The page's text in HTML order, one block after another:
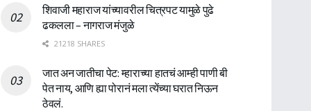
शिवाजी महाराज यांच्यावरील चित्रपट यामुळे पुढे
ढकलला – नागराज मंजुळे
21218 SHARES
जात अन जातीचा पेट: म्हाराच्या हातचं आम्ही पाणी बी
पेत नाय, आणि ह्या पोरानं मला त्येंच्या घरात निऊन
ठेवलं.